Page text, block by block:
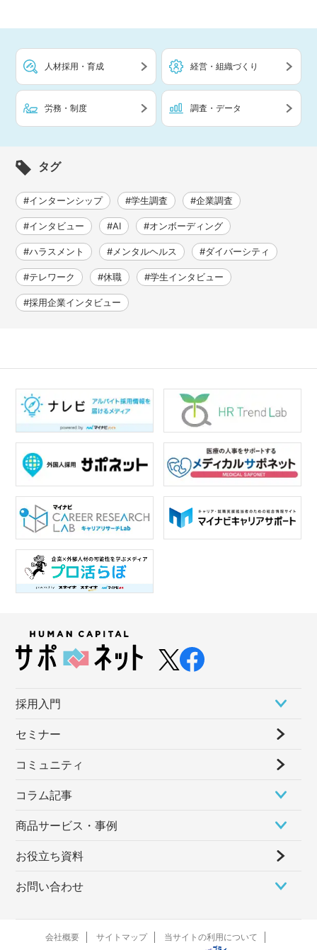
人材採用・育成 経営・組織づくり
労務・制度 調査・データ
タグ
#インターンシップ #学生調査 #企業調査
#インタビュー #AI #オンボーディング
#ハラスメント #メンタルヘルス #ダイバーシティ
#テレワーク #休職 #学生インタビュー
#採用企業インタビュー
採⽤⼊⾨
セミナー
コミュニティ
コラム記事
商品サービス・事例
お役立ち資料
お問い合わせ
会社概要 サイトマップ 当サイトの利用について